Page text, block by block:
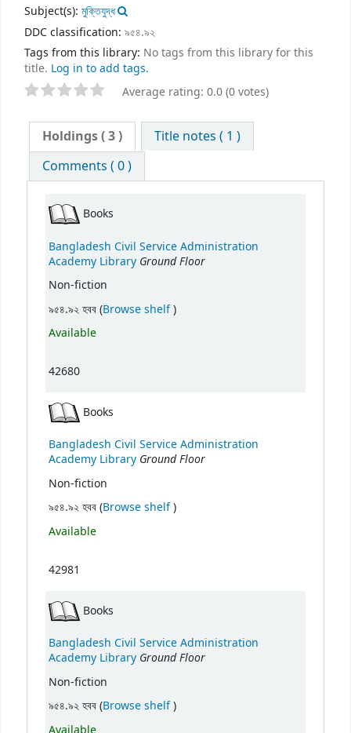
Subject(s): মুক্তিযুদ্ধ
DDC classification: ৯৫৪.৯২
Tags from this library: No tags from this library for this
title. Log in to add tags.
Average rating: 0.0 (0 votes)
Holdings( 3 )
Title notes ( 1 )
Comments ( 0 )
Books
Bangladesh Civil Service Administration
Academy Library Ground Floor
Non-fiction
৯৫৪.৯২ হবব (Browse shelf(Opens below)
)
Available
42680
Books
Bangladesh Civil Service Administration
Academy Library Ground Floor
Non-fiction
৯৫৪.৯২ হবব (Browse shelf(Opens below)
)
Available
42981
Books
Bangladesh Civil Service Administration
Academy Library Ground Floor
Non-fiction
৯৫৪.৯২ হবব (Browse shelf(Opens below)
)